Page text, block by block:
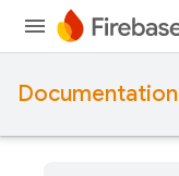
Documentation